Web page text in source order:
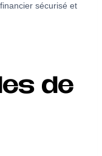
sécurisé et
de